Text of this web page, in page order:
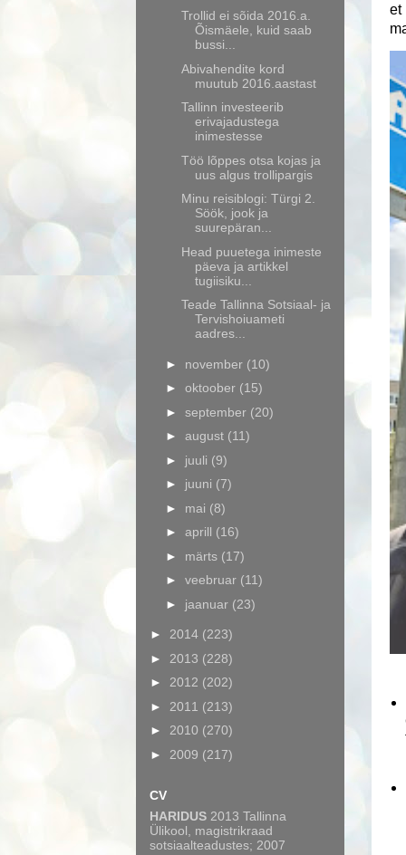
et
Trollid ei sõida 2016.a.
Õismäele, kuid saab
bussi...
Abivahendite kord
muutub 2016.aastast
Tallinn investeerib
erivajadustega
inimestesse
Töö lõppes otsa kojas ja
uus algus trollipargis
Minu reisiblogi: Türgi 2.
Söök, jook ja
suurepäran...
Head puuetega inimeste
päeva ja artikkel
tugiisiku...
Teade Tallinna Sotsiaal- ja
Tervishoiuameti
aadres...
► november (10)
► oktoober (15)
► september (20)
► august (11)
► juuli (9)
► juuni (7)
► mai (8)
► aprill (16)
► märts (17)
► veebruar (11)
► jaanuar (23)
► 2014 (223)
► 2013 (228)
► 2012 (202)
► 2011 (213)
► 2010 (270)
► 2009 (217)
CV
HARIDUS 2013 Tallinna
Ülikool, magistrikraad
sotsiaalteadustes; 2007